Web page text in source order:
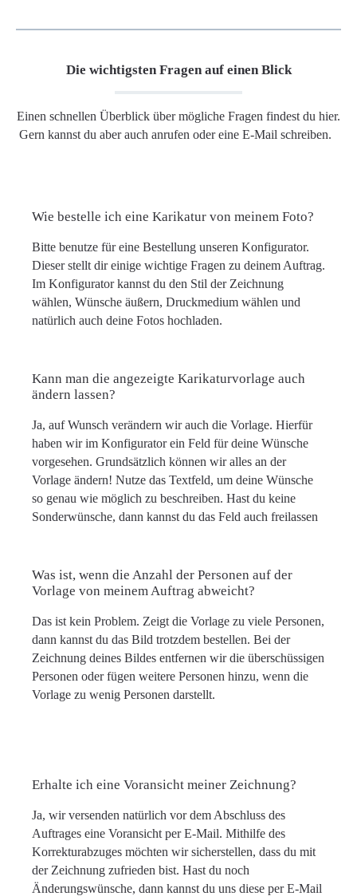
Die wichtigsten Fragen auf einen Blick
Einen schnellen Überblick über mögliche Fragen findest du hier.
Gern kannst du aber auch anrufen oder eine E-Mail schreiben.
Wie bestelle ich eine Karikatur von meinem Foto?
Bitte benutze für eine Bestellung unseren Konfigurator.
Dieser stellt dir einige wichtige Fragen zu deinem Auftrag.
Im Konfigurator kannst du den Stil der Zeichnung
wählen, Wünsche äußern, Druckmedium wählen und
natürlich auch deine Fotos hochladen.
Kann man die angezeigte Karikaturvorlage auch
ändern lassen?
Ja, auf Wunsch verändern wir auch die Vorlage. Hierfür
haben wir im Konfigurator ein Feld für deine Wünsche
vorgesehen. Grundsätzlich können wir alles an der
Vorlage ändern! Nutze das Textfeld, um deine Wünsche
so genau wie möglich zu beschreiben. Hast du keine
Sonderwünsche, dann kannst du das Feld auch freilassen
Was ist, wenn die Anzahl der Personen auf der
Vorlage von meinem Auftrag abweicht?
Das ist kein Problem. Zeigt die Vorlage zu viele Personen,
dann kannst du das Bild trotzdem bestellen. Bei der
Zeichnung deines Bildes entfernen wir die überschüssigen
Personen oder fügen weitere Personen hinzu, wenn die
Vorlage zu wenig Personen darstellt.
Erhalte ich eine Voransicht meiner Zeichnung?
Ja, wir versenden natürlich vor dem Abschluss des
Auftrages eine Voransicht per E-Mail. Mithilfe des
Korrekturabzuges möchten wir sicherstellen, dass du mit
der Zeichnung zufrieden bist. Hast du noch
Änderungswünsche, dann kannst du uns diese per E-Mail